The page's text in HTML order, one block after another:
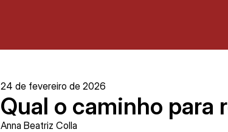
24 de fevereiro de 2026
Qual o caminho para
Anna Beatriz Colla